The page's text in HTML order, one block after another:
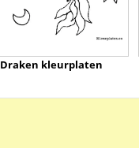
Draken kleurplaten